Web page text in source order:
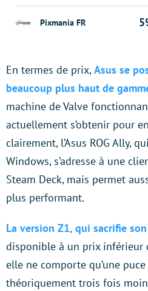
Pixmania FR
En termes de prix,Asus se
beaucoup plus haut de
machine de Valve
actuellement s’obtenir pour
clairement, l’Asus ROG Ally,
Windows, s’adresse à une
Steam Deck, mais permet
plus performant.
La version Z1, qui sacrifie son
disponible à un prix inférieur
elle ne comporte qu’une
théoriquement trois fois